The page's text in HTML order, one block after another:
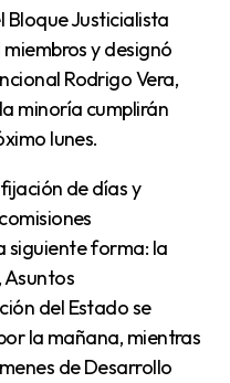
Bloque Justicialista
y designó
Rodrigo Vera,
minoría cumplirán
lunes.
siguiente forma: la
Asuntos
del Estado se
la mañana, mientras
de Desarrollo